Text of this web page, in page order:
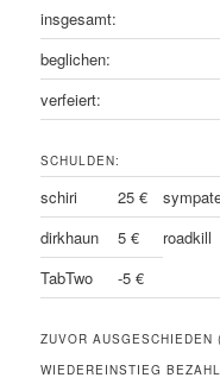
insgesamt:
beglichen:
verfeiert:
SCHULDEN:
schiri 25 €
dirkhaun
5 € roadkill
TabTwo
-5 €
ZUVOR
WIEDEREINSTIEG